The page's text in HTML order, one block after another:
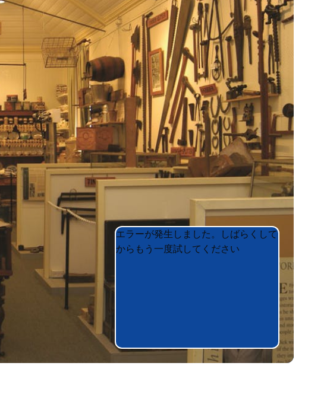
Product
List
Product
List
エラーが発生しました。しばらくして
からもう一度試してください